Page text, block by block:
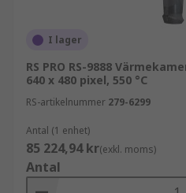
I lager
RS PRO RS-9888
640 x 480 pixel, 550 °C
RS-artikelnummer 279-6299
Antal (1 enhet)
85 224,94 kr(exkl. moms)
Antal